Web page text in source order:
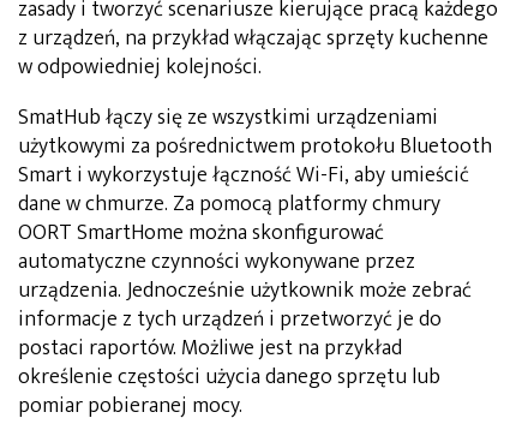
zasady i tworzyć scenariusze kierujące pracą każdego
z urządzeń, na przykład włączając sprzęty kuchenne
w odpowiedniej kolejności.
SmatHub łączy się ze wszystkimi urządzeniami
użytkowymi za pośrednictwem protokołu Bluetooth
Smart i wykorzystuje łączność Wi-Fi, aby umieścić
dane w chmurze. Za pomocą platformy chmury
OORT SmartHome można skonfigurować
automatyczne czynności wykonywane przez
urządzenia. Jednocześnie użytkownik może zebrać
informacje z tych urządzeń i przetworzyć je do
postaci raportów. Możliwe jest na przykład
określenie częstości użycia danego sprzętu lub
pomiar pobieranej mocy.